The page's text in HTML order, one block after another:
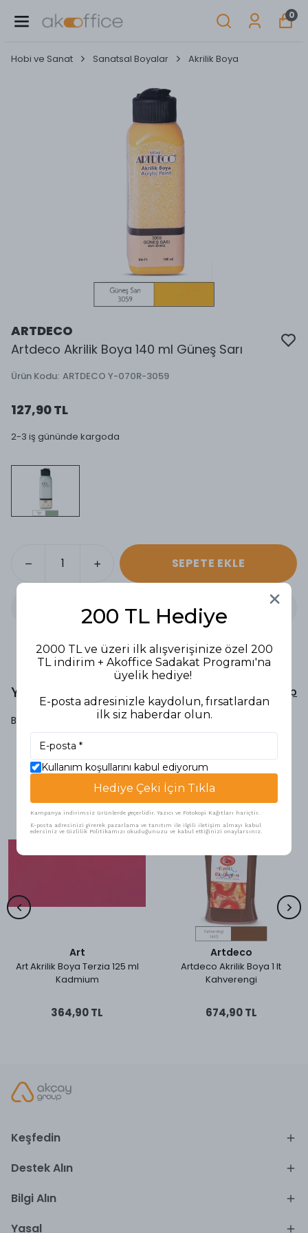
0
Hobi ve Sanat Sanatsal Boyalar Akrilik Boya
ARTDECO
Artdeco Akrilik Boya 140 ml Güneş Sarı
Ürün Kodu: ARTDECO Y-070R-3059
127,90 TL
2-3 iş gününde kargoda
SEPETE EKLE
Yorumlar Yorum Yap
Bu ürün için henüz yorum yapılmamış.
Benzer Ürünler
Art
Art Akrilik Boya Terzia 125 ml
Kadmium
364,90 TL
Artdeco
Artdeco Akrilik Boya 1 lt
Kahverengi
674,90 TL
Keşfedin
Destek Alın
Bilgi Alın
Yasal
200 TL Hediye
2000 TL ve üzeri ilk alışverişinize özel 200
TL indirim + Akoffice Sadakat Programı'na
üyelik hediye!
E-posta adresinizle kaydolun, fırsatlardan
ilk siz haberdar olun.
Kullanım koşullarını kabul ediyorum
Hediye Çeki İçin Tıkla
Kampanya indirimsiz ürünlerde geçerlidir. Yazıcı ve Fotokopi Kağıtları hariçtir.
E-posta adresinizi girerek pazarlama ve tanıtım ile ilgili iletişim almayı kabul
edersiniz ve Gizlilik Politikamızı okuduğunuzu ve kabul ettiğinizi onaylarsınız.